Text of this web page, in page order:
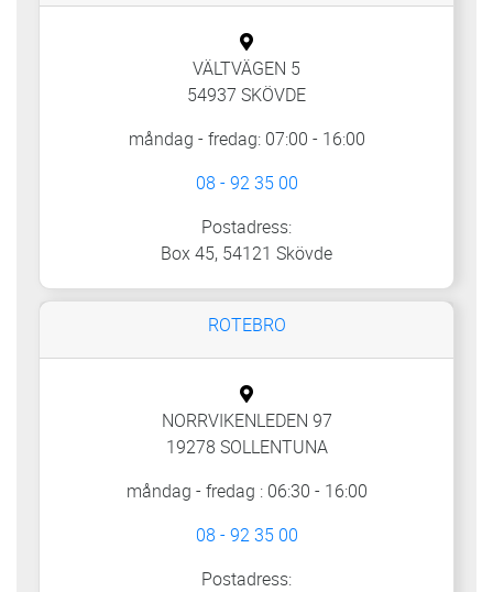
VÄLTVÄGEN 5
54937 SKÖVDE
måndag - fredag: 07:00 - 16:00
08 - 92 35 00
Postadress:
Box 45, 54121 Skövde
ROTEBRO
NORRVIKENLEDEN 97
19278 SOLLENTUNA
måndag - fredag : 06:30 - 16:00
08 - 92 35 00
Postadress: